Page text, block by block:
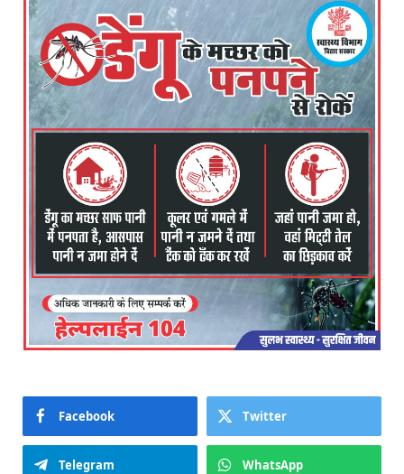
Facebook Twitter
Telegram WhatsApp